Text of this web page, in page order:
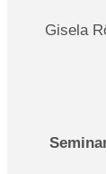
Gisela